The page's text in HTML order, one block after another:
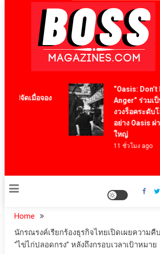
BossMagazinesThailand
ปจัดเมื่อจอง
“Oasis: Don’t
Anger” ร่วมเป็
งวงร็อคระดับโล
อย่าง Oasis ผ่า
ใหญ่
11 ชั่วโมง ago
Home
นักรณรงค์เรียกร้องธุรกิจไทยเปิดเผยความ
“ไข่ไก่ปลอดกรง” หลังถึงกรอบเวลาเป้าหมาย